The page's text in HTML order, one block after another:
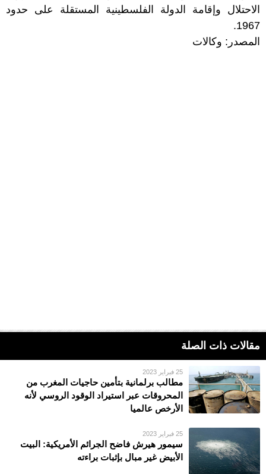
الاحتلال وإقامة الدولة الفلسطينية المستقلة على حدود
1967.
المصدر: وكالات
مقالات ذات الصلة
25 فبراير 2023
مطالب برلمانية بتأمين حاجيات المغرب من
المحروقات عبر استيراد الوقود الروسي لأنه
الأرخص عالميا
25 فبراير 2023
سيمور هيرش فاضح الجرائم الأمريكية: البيت
الأبيض غير مبال بإثبات براءته